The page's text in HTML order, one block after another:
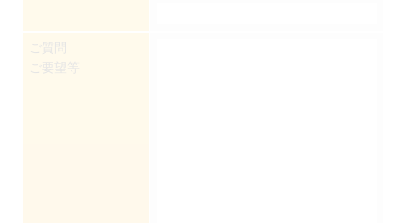
ご要望等